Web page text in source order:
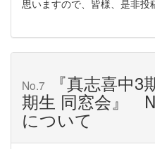
思いますので、皆様、是非投
No.7 『真志喜中3
期生 同窓会』
について